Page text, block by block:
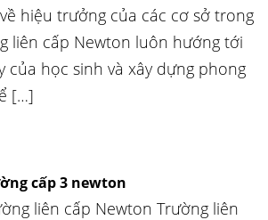
hiệu trưởng của các cơ sở trong
liên cấp Newton luôn hướng tới
của học sinh và xây dựng phong
[…]
cấp 3 newton
liên cấp Newton Trường liên